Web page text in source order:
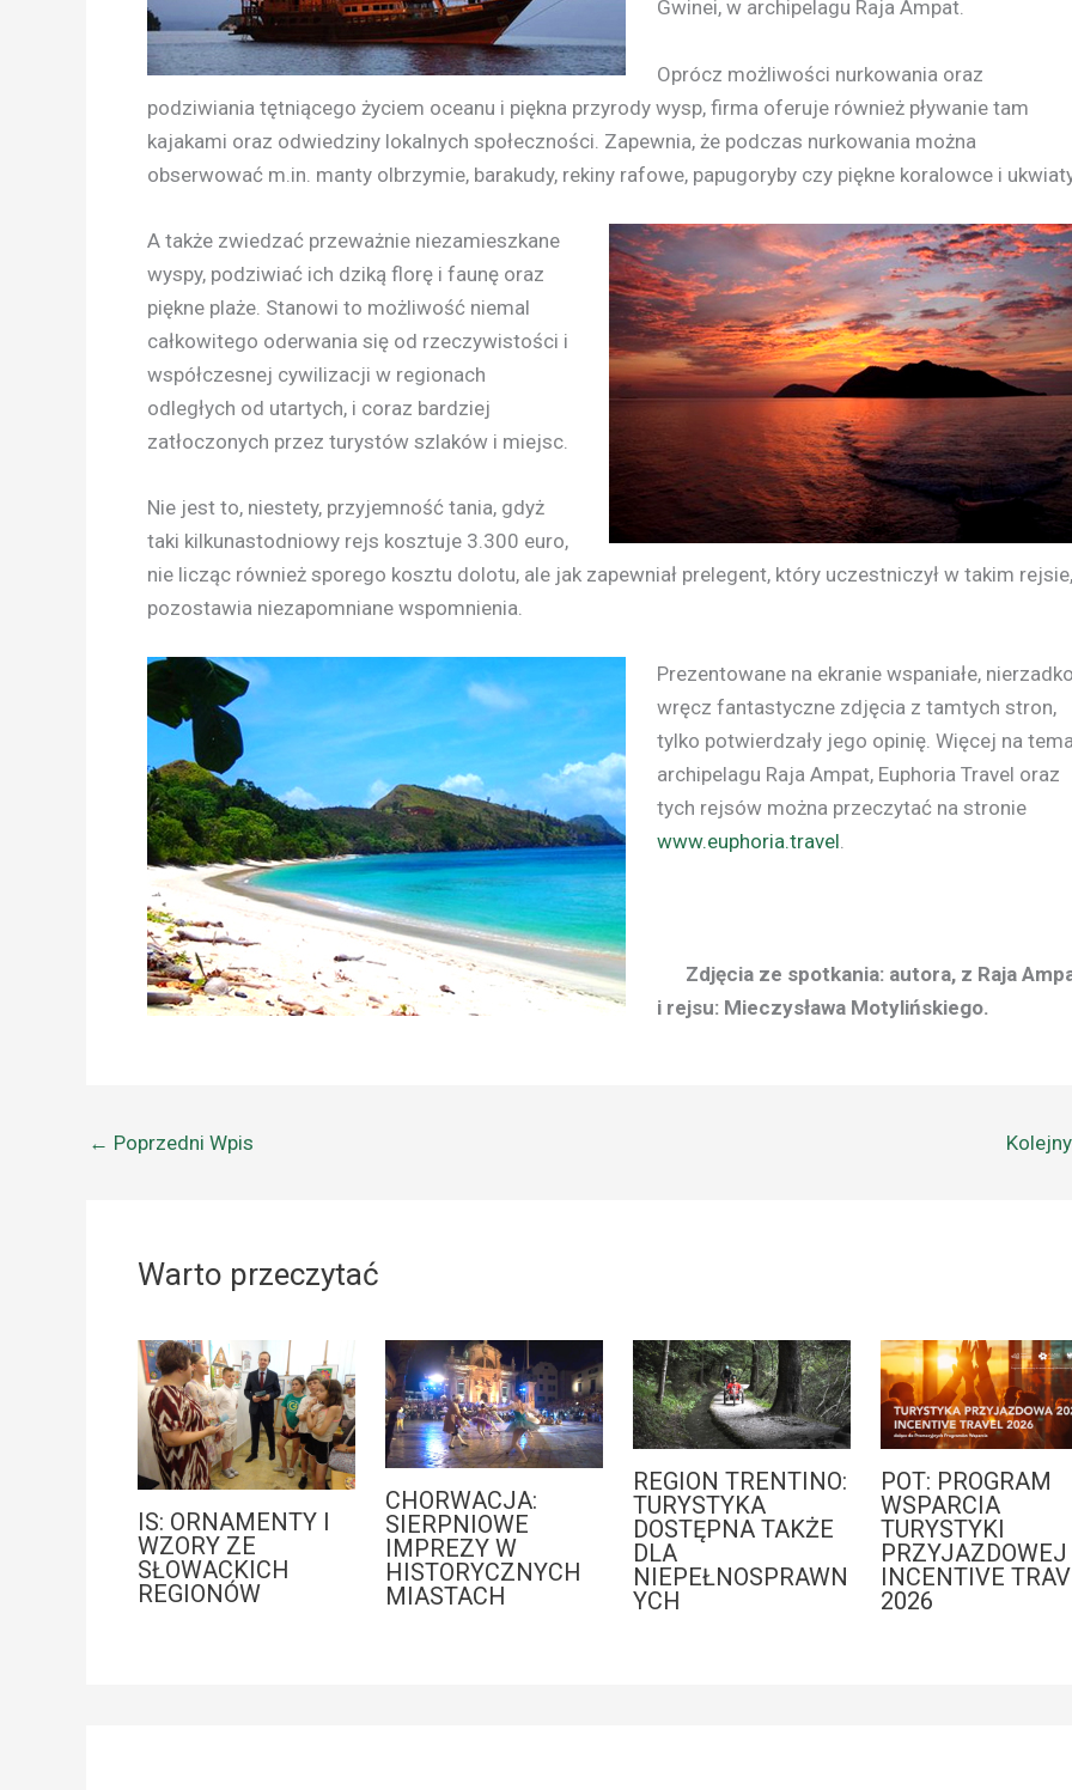
Gwinei, w archipelagu Raja Ampat.
Oprócz możliwości nurkowania oraz
podziwiania tętniącego życiem oceanu i piękna przyrody wysp, firma oferuje również pływanie tam
kajakami oraz odwiedziny lokalnych społeczności. Zapewnia, że podczas nurkowania można
obserwować m.in. manty olbrzymie, barakudy, rekiny rafowe, papugoryby czy piękne koralowce i
A także zwiedzać przeważnie niezamieszkane
wyspy, podziwiać ich dziką florę i faunę oraz
piękne plaże. Stanowi to możliwość niemal
całkowitego oderwania się od rzeczywistości i
współczesnej cywilizacji w regionach
odległych od utartych, i coraz bardziej
zatłoczonych przez turystów szlaków i miejsc.
Nie jest to, niestety, przyjemność tania, gdyż
taki kilkunastodniowy rejs kosztuje 3.300 euro,
nie licząc również sporego kosztu dolotu, ale jak zapewniał prelegent, który uczestniczył w takim rejsie,
pozostawia niezapomniane wspomnienia.
Prezentowane na ekranie wspaniałe,
wręcz fantastyczne zdjęcia z tamtych stron,
tylko potwierdzały jego opinię. Więcej na
archipelagu Raja Ampat, Euphoria Travel oraz
tych rejsów można przeczytać na stronie
www.euphoria.travel.
Zdjęcia ze spotkania: autora, z Raja
i rejsu: Mieczysława Motylińskiego.
← Poprzedni Wpis
Warto przeczytać
IS: ORNAMENTY I
WZORY ZE
SŁOWACKICH
REGIONÓW
CHORWACJA:
SIERPNIOWE
IMPREZY W
HISTORYCZNYCH
MIASTACH
REGION TRENTINO:
TURYSTYKA
DOSTĘPNA TAKŻE
DLA
NIEPEŁNOSPRAWN
YCH
POT: PROGRAM
WSPARCIA
TURYSTYKI
PRZYJAZDOWEJ
INCENTIVE
2026